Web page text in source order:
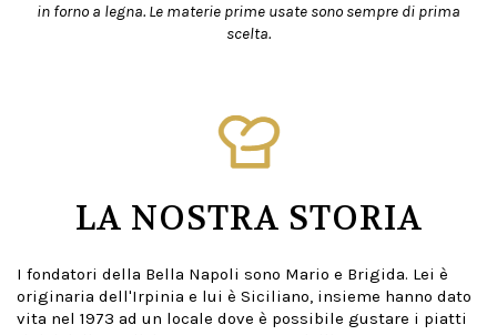
in forno a legna. Le materie prime usate sono sempre di prima
scelta.
LA NOSTRA STORIA
I fondatori della Bella Napoli sono Mario e Brigida. Lei è
originaria dell'Irpinia e lui è Siciliano, insieme hanno dato
vita nel 1973 ad un locale dove è possibile gustare i piatti